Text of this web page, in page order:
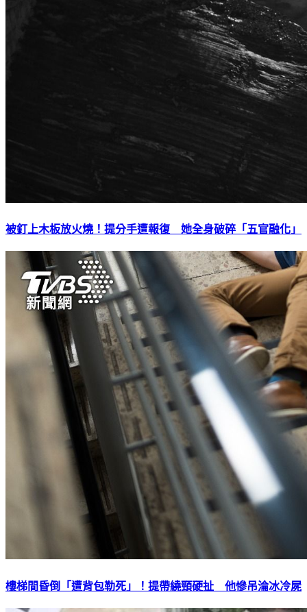
被釘上木板放火燒！提分手遭報復 她全身破碎「五官融化」
樓梯間昏倒「遭背包勒死」！提帶繞頸硬扯 他慘吊淪冰冷屍